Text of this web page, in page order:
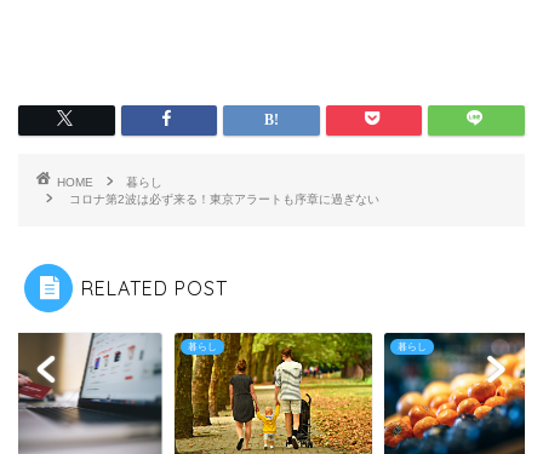
HOME
暮らし
コロナ第2波は必ず来る！東京アラートも序章に過ぎない
RELATED POST
暮らし 暮らし